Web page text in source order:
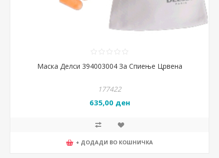
Маска Делси 394003004 За Спиење Црвена
177422
635,00 ден
+ ДОДАДИ ВО КОШНИЧКА